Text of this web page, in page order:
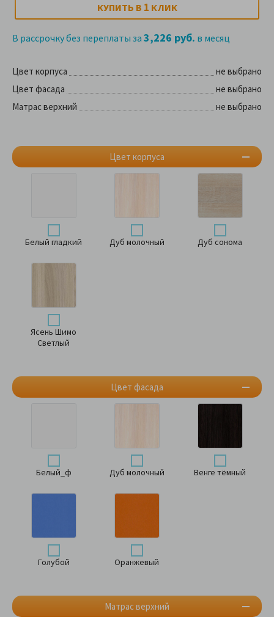
КУПИТЬ В 1 КЛИК
В рассрочку без переплаты за 3,226 руб. в месяц
Цвет корпуса
не выбрано
Цвет фасада
не выбрано
Матрас верхний
не выбрано
Цвет корпуса
Цвет фасада
Матрас верхний
Белый гладкий Дуб молочный Дуб сонома
Ясень Шимо
Светлый
Белый_ф Дуб молочный Венге тёмный
Голубой Оранжевый